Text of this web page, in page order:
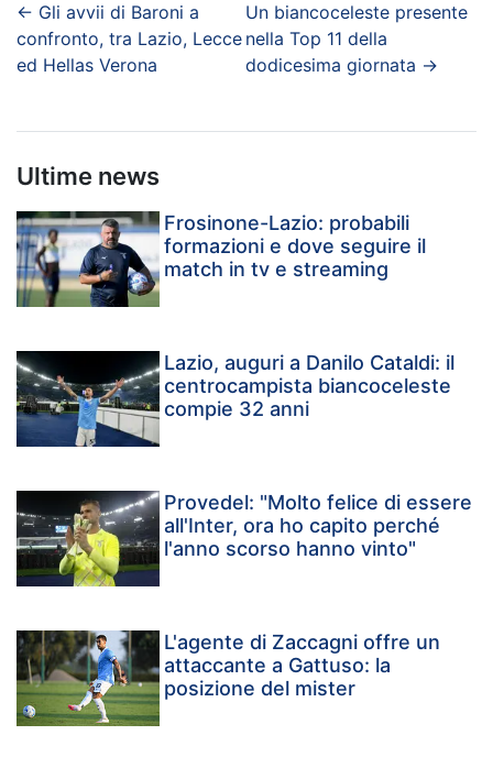
← Gli avvii di Baroni a
confronto, tra Lazio, Lecce
ed Hellas Verona
Un biancoceleste presente
nella Top 11 della
dodicesima giornata →
Ultime news
Frosinone-Lazio: probabili
formazioni e dove seguire il
match in tv e streaming
Lazio, auguri a Danilo Cataldi: il
centrocampista biancoceleste
compie 32 anni
Provedel: "Molto felice di essere
all'Inter, ora ho capito perché
l'anno scorso hanno vinto"
L'agente di Zaccagni offre un
attaccante a Gattuso: la
posizione del mister